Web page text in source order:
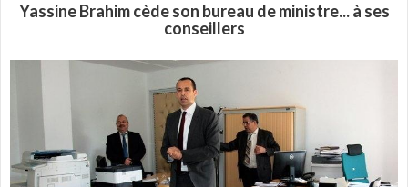
Yassine Brahim cède son bureau de ministre... à ses
conseillers